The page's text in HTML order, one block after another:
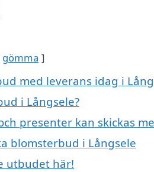
gömma
med leverans idag i
i Långsele?
presenter kan skickas
blomsterbud i Långsele
utbudet här!